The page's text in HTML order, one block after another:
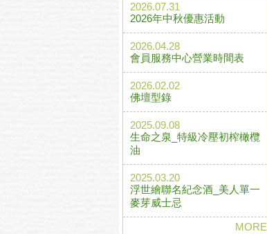
2026.07.31
2026年中秋優惠活動
2026.04.28
會員服務中心營業時間表
2026.02.02
佛壇型錄
2025.09.08
生命之泉_特級冷壓初榨橄欖
油
2025.03.20
浮世繪聯名紀念酒_美人單一
麥芽威士忌
MORE